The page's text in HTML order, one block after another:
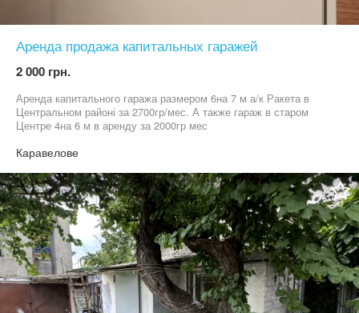
Аренда продажа капитальных гаражей
2 000 грн.
Аренда капитального гаража размером 6на 7 м а/к Ракета в
Центральном районі за 2700гр/мес. А также гараж в старом
Центре 4на 6 м в аренду за 2000гр мес
Каравелове